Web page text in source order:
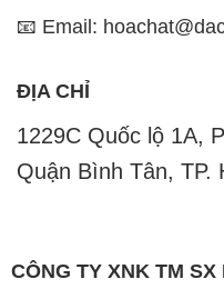
📧 Email:
ĐỊA CHỈ
1229C Quốc lộ 1A,
Quận Bình Tân, TP.
CÔNG TY XNK TM